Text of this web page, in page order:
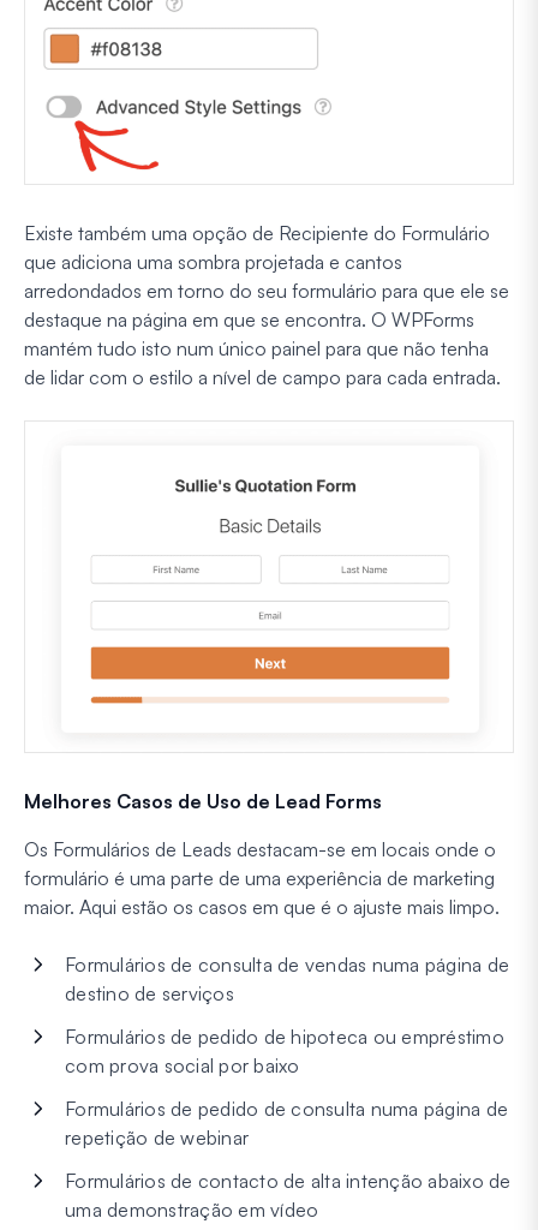
Existe também uma opção de Recipiente do Formulário
que adiciona uma sombra projetada e cantos
arredondados em torno do seu formulário para que ele se
destaque na página em que se encontra. O WPForms
mantém tudo isto num único painel para que não tenha
de lidar com o estilo a nível de campo para cada entrada.
Melhores Casos de Uso de Lead Forms
Os Formulários de Leads destacam-se em locais onde o
formulário é uma parte de uma experiência de marketing
maior. Aqui estão os casos em que é o ajuste mais limpo.
Formulários de consulta de vendas numa página de
destino de serviços
Formulários de pedido de hipoteca ou empréstimo
com prova social por baixo
Formulários de pedido de consulta numa página de
repetição de webinar
Formulários de contacto de alta intenção abaixo de
uma demonstração em vídeo